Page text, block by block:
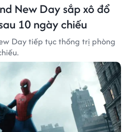
New Day sắp xô đổ
10 ngày chiếu
Day tiếp tục thống trị phòng